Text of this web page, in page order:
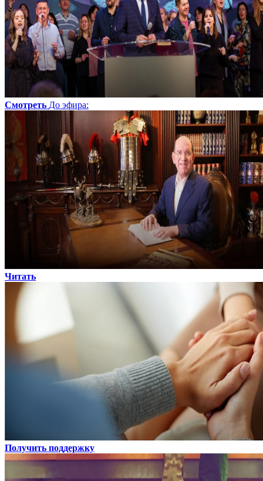
Смотреть До эфира:
Читать
Получить поддержку